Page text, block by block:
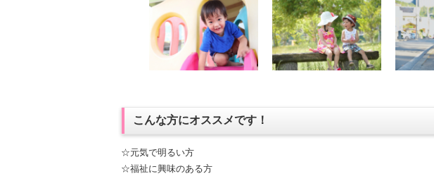
こんな方にオススメです！
☆元気で明るい方
☆福祉に興味のある方